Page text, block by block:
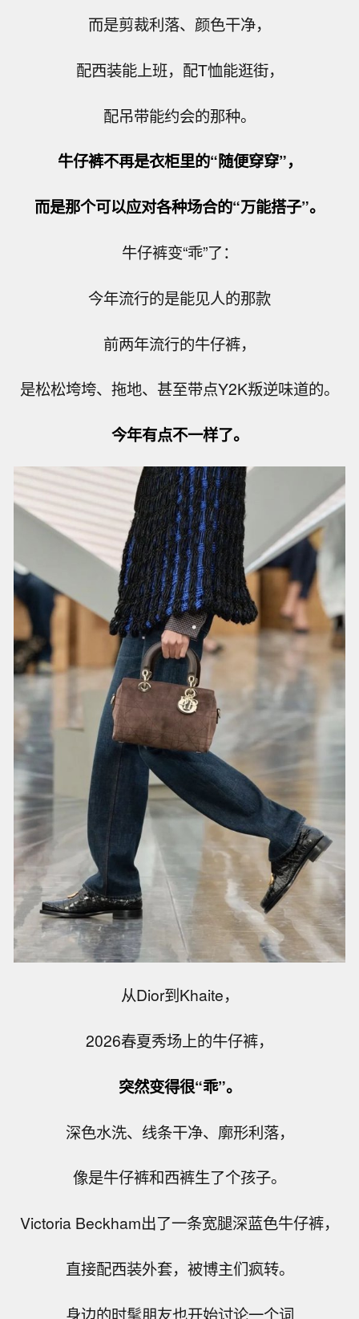
而是剪裁利落、颜色干净，
配西装能上班，配T恤能逛街，
配吊带能约会的那种。
牛仔裤不再是衣柜里的“随便穿穿”，
而是那个可以应对各种场合的“万能搭子”。
牛仔裤变“乖”了：
今年流行的是能见人的那款
前两年流行的牛仔裤，
是松松垮垮、拖地、甚至带点Y2K叛逆味道的。
今年有点不一样了。
从Dior到Khaite，
2026春夏秀场上的牛仔裤，
突然变得很“乖”。
深色水洗、线条干净、廓形利落，
像是牛仔裤和西裤生了个孩子。
Victoria Beckham出了一条宽腿深蓝色牛仔裤，
直接配西装外套，被博主们疯转。
身边的时髦朋友也开始讨论一个词